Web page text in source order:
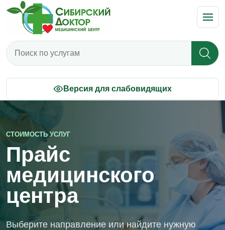
Поиск по прайсу
Версия для слабовидящих
СТОИМОСТЬ УСЛУГ
Прайс
медицинского
центра
Выберите направление или найдите нужную